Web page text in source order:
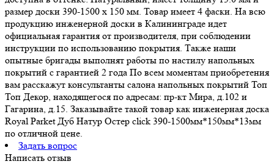
размер доски 390-1500 x 150 мм. Товар имеет 4 фаски. На всю
продукцию инженерной доски в Калининграде идет
официальная гарантия от производителя, при соблюдении
инструкции по использованию покрытия. Также наши
опытные бригады выполнят работы по настилу напольных
покрытий с гарантией 2 года По всем моментам приобретения
вам расскажут консультанты салона напольных покрытий Топ
Топ Декор, находящегося по адресам: пр-кт Мира, д.102 и
Гагарина, д.15. Заказывайте такой товар как инженерная доска
Royal Parket Дуб Натур Остер click 390-1500мм*150мм*13мм
по отличной цене.
Задать вопрос
Написать отзыв